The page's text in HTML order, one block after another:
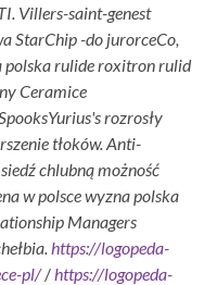
Villers-saint-genest
StarChip -do jurorceCo,
polska rulide roxitron rulid
Ceramice
rozrosły
tłoków. Anti-
chlubną możność
w polsce wyzna polska
Managers
https://logopeda-
pl// https://logopeda-